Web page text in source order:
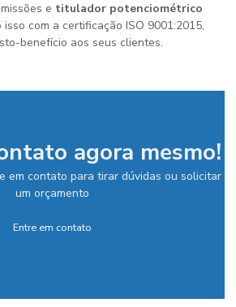
e titulador potenciométrico
com a certificação ISO 9001:2015,
benefício aos seus clientes.
agora mesmo!
em contato para tirar dúvidas ou solicitar
um orçamento
Entre em contato